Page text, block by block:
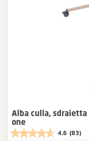
Alba culla,
one
4.6 (83)